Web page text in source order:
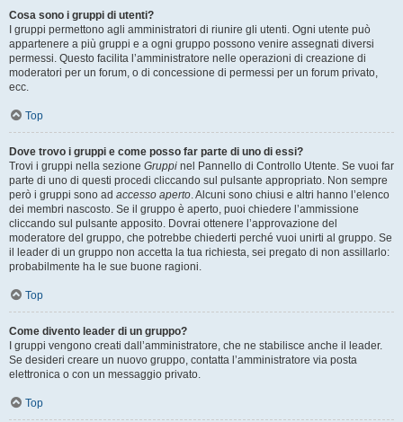
Cosa sono i gruppi di utenti?
I gruppi permettono agli amministratori di riunire gli utenti. Ogni utente può
appartenere a più gruppi e a ogni gruppo possono venire assegnati diversi
permessi. Questo facilita l’amministratore nelle operazioni di creazione di
moderatori per un forum, o di concessione di permessi per un forum privato,
ecc.
Top
Dove trovo i gruppi e come posso far parte di uno di essi?
Trovi i gruppi nella sezione Gruppi nel Pannello di Controllo Utente. Se vuoi far
parte di uno di questi procedi cliccando sul pulsante appropriato. Non sempre
però i gruppi sono ad accesso aperto. Alcuni sono chiusi e altri hanno l’elenco
dei membri nascosto. Se il gruppo è aperto, puoi chiedere l’ammissione
cliccando sul pulsante apposito. Dovrai ottenere l’approvazione del
moderatore del gruppo, che potrebbe chiederti perché vuoi unirti al gruppo. Se
il leader di un gruppo non accetta la tua richiesta, sei pregato di non assillarlo:
probabilmente ha le sue buone ragioni.
Top
Come divento leader di un gruppo?
I gruppi vengono creati dall’amministratore, che ne stabilisce anche il leader.
Se desideri creare un nuovo gruppo, contatta l’amministratore via posta
elettronica o con un messaggio privato.
Top